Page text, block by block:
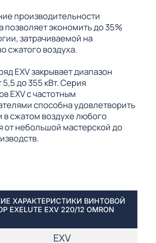
производительности
позволяет экономить до 35%
затрачиваемой на
сжатого воздуха.
EXV закрывает диапазон
до 355 кВт. Серия
EXV с частотным
способна удовлетворить
в сжатом воздухе любого
от небольшой мастерской до
ХАРАКТЕРИСТИКИ ВИНТОВОЙ
EXV 220/12 OMRON
EXV